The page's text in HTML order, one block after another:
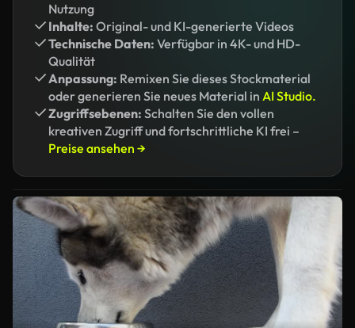
Nutzung
Inhalte: Original- und KI-generierte Videos
Technische Daten: Verfügbar in 4K- und HD-
Qualität
Anpassung: Remixen Sie dieses Stockmaterial
oder generieren Sie neues Material in AI Studio.
Zugriffsebenen: Schalten Sie den vollen
kreativen Zugriff und fortschrittliche KI frei –
Preise ansehen →